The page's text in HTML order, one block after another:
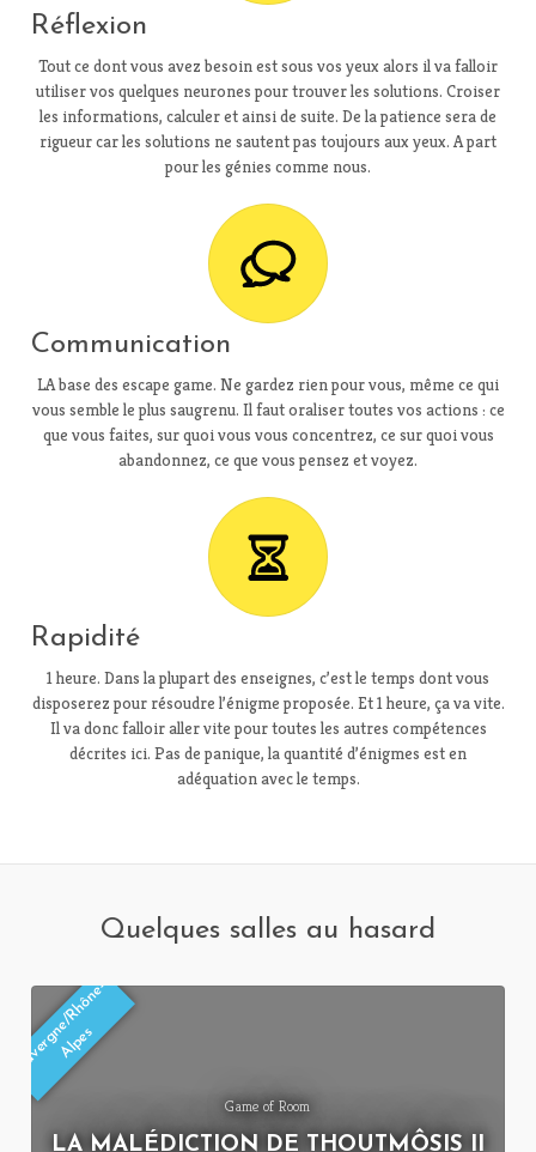
Réflexion
Tout ce dont vous avez besoin est sous vos yeux alors il va falloir
utiliser vos quelques neurones pour trouver les solutions. Croiser
les informations, calculer et ainsi de suite. De la patience sera de
rigueur car les solutions ne sautent pas toujours aux yeux. A part
pour les génies comme nous.
Communication
LA base des escape game. Ne gardez rien pour vous, même ce qui
vous semble le plus saugrenu. Il faut oraliser toutes vos actions : ce
que vous faites, sur quoi vous vous concentrez, ce sur quoi vous
abandonnez, ce que vous pensez et voyez.
Rapidité
1 heure. Dans la plupart des enseignes, c’est le temps dont vous
disposerez pour résoudre l’énigme proposée. Et 1 heure, ça va vite.
Il va donc falloir aller vite pour toutes les autres compétences
décrites ici. Pas de panique, la quantité d’énigmes est en
adéquation avec le temps.
Quelques salles au hasard
Game of Room
LA MALÉDICTION DE THOUTMÔSIS II
A
u
v
e
r
g
n
e
/
R
h
ô
n
e
-
Al
p
e
s